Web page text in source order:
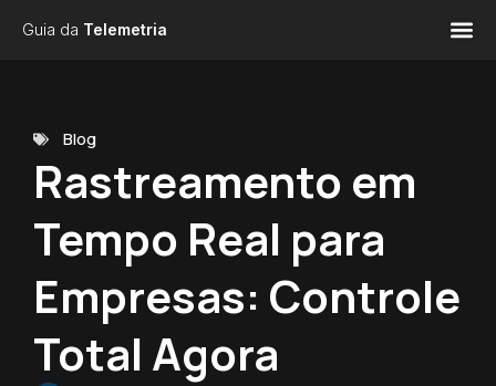
Guia da Telemetria
Blog
Rastreamento em
Tempo Real para
Empresas: Controle
Total Agora